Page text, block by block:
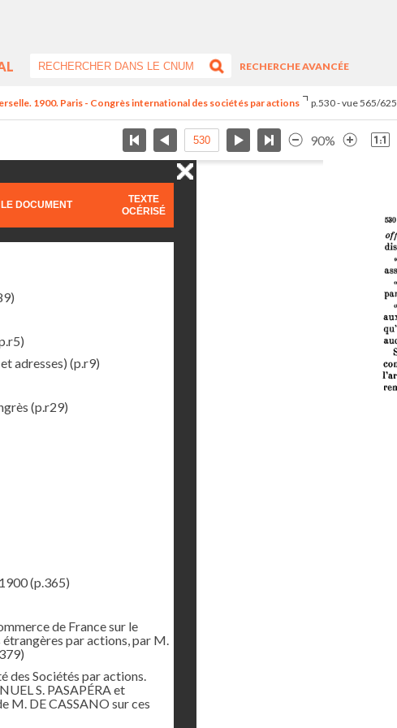
RECHERCHE AVANCÉE
1900. Paris - Congrès international des sociétés par actions p.530 - vue 565/625
90%
DOCUMENT
TEXTE
OCÉRISÉ
adresses) (p.r9)
(p.r29)
(p.365)
de France sur le
par actions, par M.
des Sociétés par actions.
S. PASAPÉRA et
M. DE CASSANO sur ces